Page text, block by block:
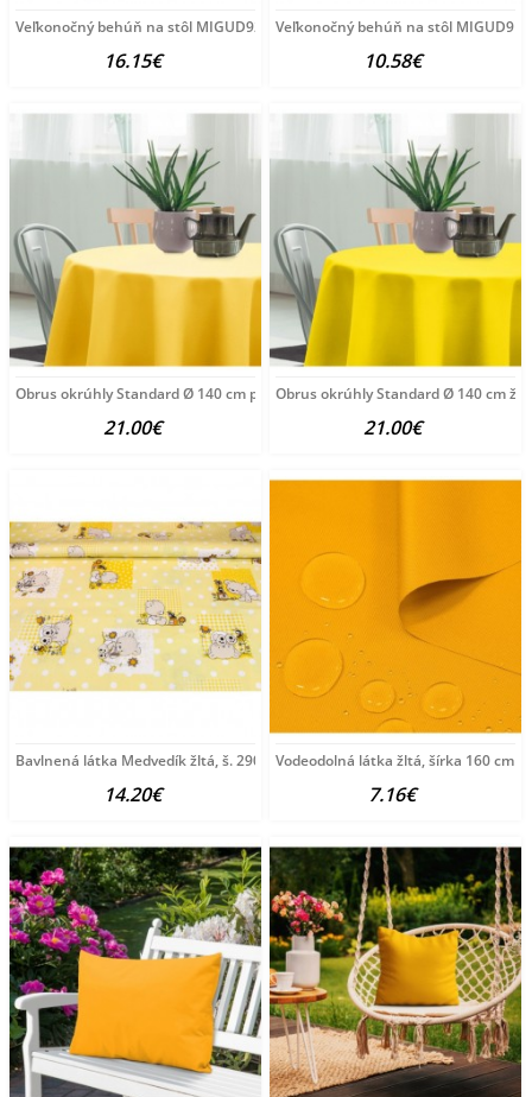
Veľkonočný behúň na stôl MIGUD921 Žltá 40x140 cm
16.15€
Veľkonočný behúň na stôl
10.58€
Obrus okrúhly Standard Ø 140 cm pastelovo žltý Žltá
21.00€
Obrus okrúhly Standard Ø 140 cm
21.00€
Bavlnená látka Medvedík žltá, š. 290 cm Žltá
14.20€
Vodeodolná látka žltá, šírka 160 cm
7.16€